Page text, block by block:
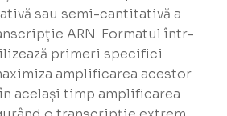
sau semi-cantitativă a
ARN. Formatul într-
primeri specifici
amplificarea acestor
același timp amplificarea